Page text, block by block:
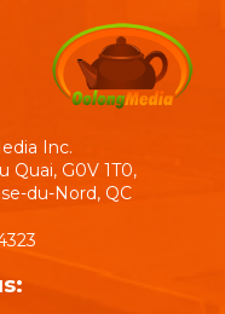
Inc.
Quai, G0V 1T0,
du-Nord, QC